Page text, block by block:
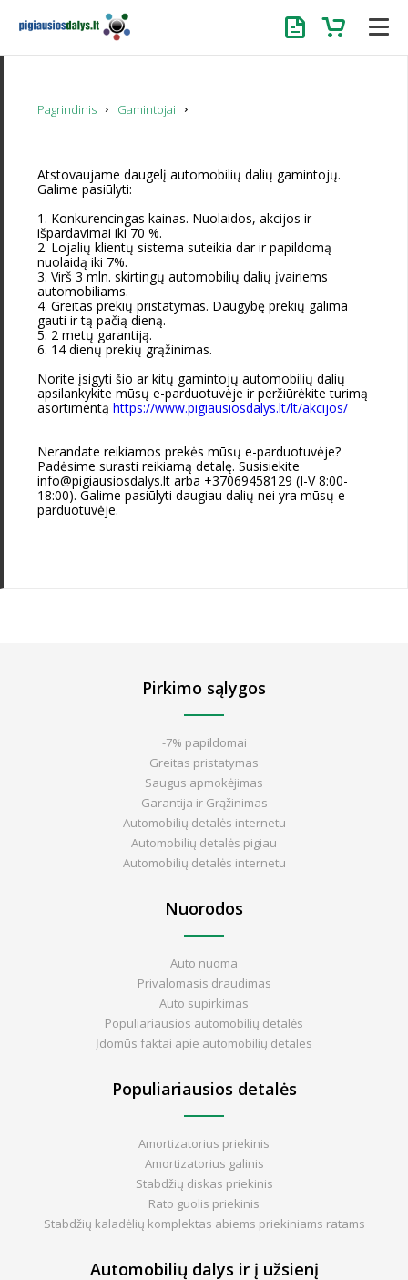
UžklausaKrepšelis
Pagrindinis Gamintojai
Atstovaujame daugelį automobilių dalių gamintojų.
Galime pasiūlyti:
1. Konkurencingas kainas. Nuolaidos, akcijos ir
išpardavimai iki 70 %.
2. Lojalių klientų sistema suteikia dar ir papildomą
nuolaidą iki 7%.
3. Virš 3 mln. skirtingų automobilių dalių įvairiems
automobiliams.
4. Greitas prekių pristatymas. Daugybę prekių galima
gauti ir tą pačią dieną.
5. 2 metų garantiją.
6. 14 dienų prekių grąžinimas.
Norite įsigyti šio ar kitų gamintojų automobilių dalių
apsilankykite mūsų e-parduotuvėje ir peržiūrėkite turimą
asortimentą https://www.pigiausiosdalys.lt/lt/akcijos/
Nerandate reikiamos prekės mūsų e-parduotuvėje?
Padėsime surasti reikiamą detalę. Susisiekite
info@pigiausiosdalys.lt arba +37069458129 (I-V 8:00-
18:00). Galime pasiūlyti daugiau dalių nei yra mūsų e-
parduotuvėje.
Pirkimo sąlygos
-7% papildomai
Greitas pristatymas
Saugus apmokėjimas
Garantija ir Grąžinimas
Automobilių detalės internetu
Automobilių detalės pigiau
Automobilių detalės internetu
Nuorodos
Auto nuoma
Privalomasis draudimas
Auto supirkimas
Populiariausios automobilių detalės
Įdomūs faktai apie automobilių detales
Populiariausios detalės
Amortizatorius priekinis
Amortizatorius galinis
Stabdžių diskas priekinis
Rato guolis priekinis
Stabdžių kaladėlių komplektas abiems priekiniams ratams
Automobilių dalys ir į užsienį